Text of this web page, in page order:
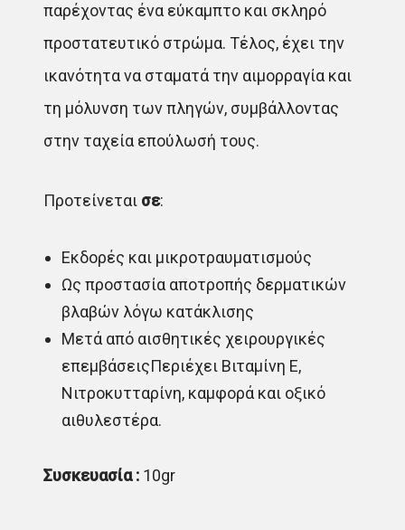
παρέχοντας ένα εύκαμπτο και σκληρό
προστατευτικό στρώμα. Τέλος, έχει την
ικανότητα να σταματά την αιμορραγία και
τη μόλυνση των πληγών, συμβάλλοντας
στην ταχεία επούλωσή τους.
Προτείνεται σε:
Εκδορές και μικροτραυματισμούς
Ως προστασία αποτροπής δερματικών
βλαβών λόγω κατάκλισης
Μετά από αισθητικές χειρουργικές
επεμβάσειςΠεριέχει Βιταμίνη Ε,
Νιτροκυτταρίνη, καμφορά και οξικό
αιθυλεστέρα.
Συσκευασία : 10gr